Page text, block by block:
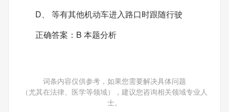
D、 等有其他机动车进入路口时跟随行驶
正确答案：B 本题分析
词条内容仅供参考，如果您需要解决具体问题
（尤其在法律、医学等领域），建议您咨询相关领域专业人
士。